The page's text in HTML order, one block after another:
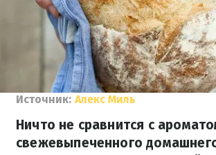
Источник: Алекс Миль
Ничто не сравнится с
свежевыпеченного